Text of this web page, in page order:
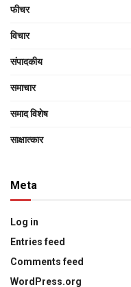
फीचर
विचार
संपादकीय
समाचार
समाद विशेष
साक्षात्‍कार
Meta
Log in
Entries feed
Comments feed
WordPress.org